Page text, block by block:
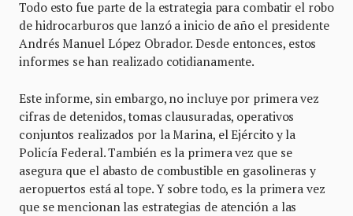
Todo esto fue parte de la estrategia para combatir el robo
de hidrocarburos que lanzó a inicio de año el presidente
Andrés Manuel López Obrador. Desde entonces, estos
informes se han realizado cotidianamente.
Este informe, sin embargo, no incluye por primera vez
cifras de detenidos, tomas clausuradas, operativos
conjuntos realizados por la Marina, el Ejército y la
Policía Federal. También es la primera vez que se
asegura que el abasto de combustible en gasolineras y
aeropuertos está al tope. Y sobre todo, es la primera vez
que se mencionan las estrategias de atención a las